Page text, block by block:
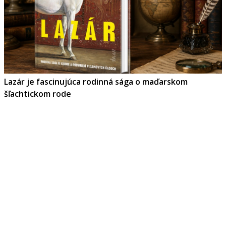
Lazár je fascinujúca rodinná sága o maďarskom
šľachtickom rode